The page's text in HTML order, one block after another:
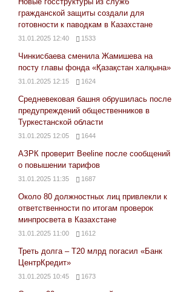
гражданской защиты создали для
готовности к паводкам в Казахстане
31.01.2025 12:40 1533
Чинкисбаева сменила Жамишева на
посту главы фонда «Қазақстан халқына»
31.01.2025 12:15 1624
Средневековая башня обрушилась после
предупреждений общественников в
Туркестанской области
31.01.2025 12:05 1644
АЗРК проверит Beeline после сообщений
о повышении тарифов
31.01.2025 11:35 1687
Около 80 должностных лиц привлекли к
ответственности по итогам проверок
минпросвета в Казахстане
31.01.2025 11:00 1612
Треть долга – Т20 млрд погасил «Банк
ЦентрКредит»
31.01.2025 10:45 1673